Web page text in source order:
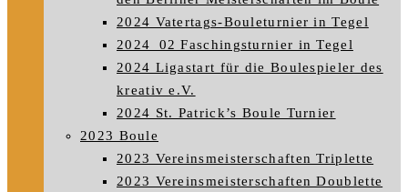
2024 Vatertags-Bouleturnier in Tegel
2024_02 Faschingsturnier in Tegel
2024 Ligastart für die Boulespieler des
kreativ e.V.
2024 St. Patrick’s Boule Turnier
2023 Boule
2023 Vereinsmeisterschaften Triplette
2023 Vereinsmeisterschaften Doublette